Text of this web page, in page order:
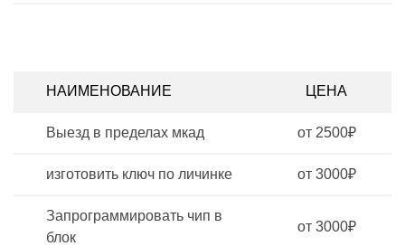
НАИМЕНОВАНИЕ ЦЕНА
Выезд в пределах мкад от 2500₽
изготовить ключ по личинке от 3000₽
Запрограммировать чип в
блок
от 3000₽